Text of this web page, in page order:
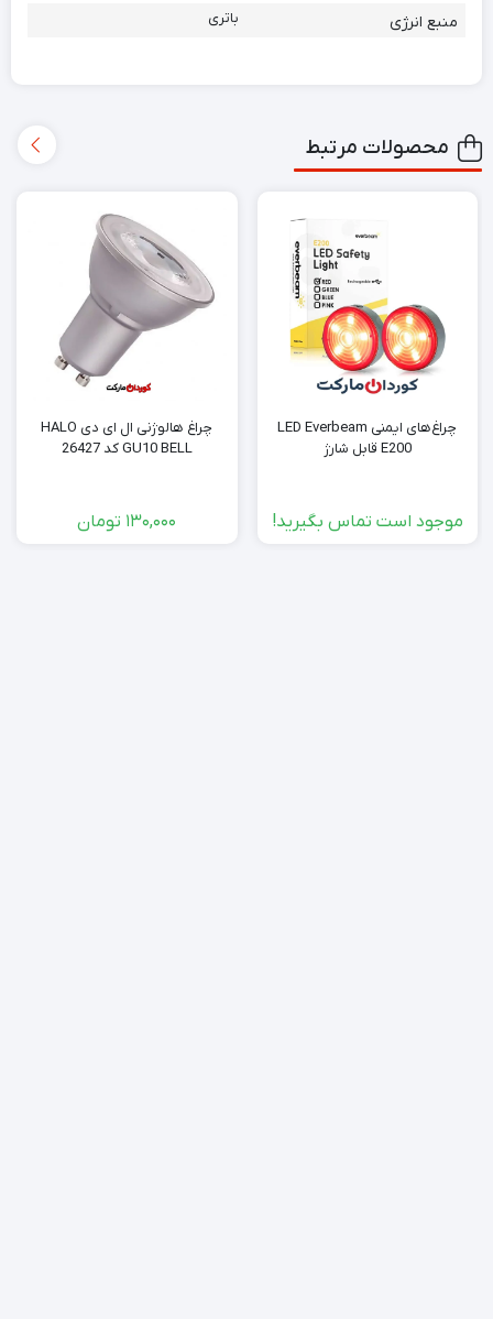
منبع انرژی باتری
محصولات مرتبط
چراغ‌های ایمنی LED Everbeam
E200 قابل شارژ
موجود است تماس بگیرید!
چراغ هالوژنی ال ای دی HALO
GU10 BELL کد 26427
130,000 تومان